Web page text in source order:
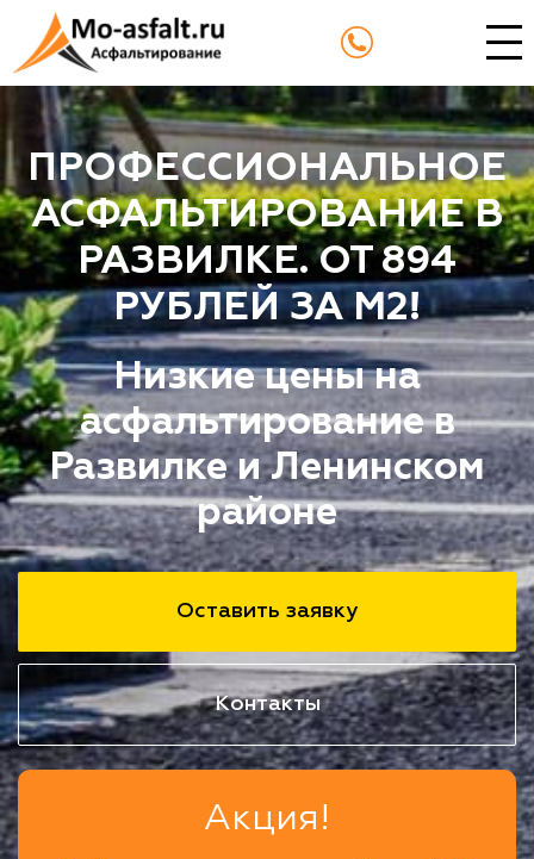
ПРОФЕССИОНАЛЬНОЕ
АСФАЛЬТИРОВАНИЕ В
РАЗВИЛКЕ. ОТ 894
РУБЛЕЙ ЗА М2!
Низкие цены на
асфальтирование в
Развилке и Ленинском
районе
Оставить заявку
Контакты
Акция!